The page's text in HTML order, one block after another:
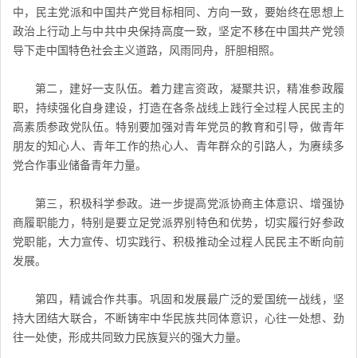
中，民主党派和中国共产党目标相同、方向一致，要始终在思想上
政治上行动上与中共中央保持高度一致，坚定不移在中国共产党领
导下走中国特色社会主义道路，风雨同舟，肝胆相照。
第二，建好一支队伍。着力建言资政，凝聚共识，精准参政履
职，持续强化自身建设，打造在各条战线上践行全过程人民民主的
高素质参政党队伍。特别要加强对青年党员的教育和引导，做青年
朋友的知心人、青年工作的热心人、青年群众的引路人，为赓续多
党合作事业储备青年力量。
第三，积极科学参政。进一步提高党派协商主体意识、增强协
商履职能力，特别是要立足党派界别特色和优势，切实履行好参政
党职能，大力宣传、切实践行、积极推动全过程人民民主不断向前
发展。
第四，精诚合作共事。巩固和发展最广泛的爱国统一战线，坚
持大团结大联合，不断铸牢中华民族共同体意识，心往一处想、劲
往一处使，形成共同致力民族复兴的强大力量。